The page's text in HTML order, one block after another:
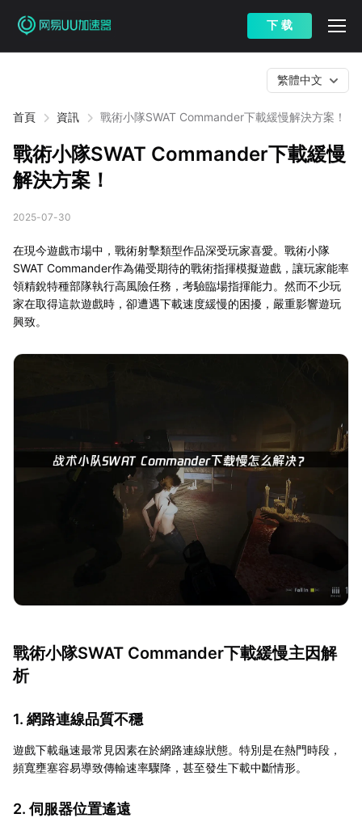
下 载
首頁 資訊 戰術小隊SWAT Commander下載緩慢解決方案！
繁體中文
戰術小隊SWAT Commander下載緩慢
解決方案！
2025-07-30
在現今遊戲市場中，戰術射擊類型作品深受玩家喜愛。戰術小隊
SWAT Commander作為備受期待的戰術指揮模擬遊戲，讓玩家能率
領精銳特種部隊執行高風險任務，考驗臨場指揮能力。然而不少玩
家在取得這款遊戲時，卻遭遇下載速度緩慢的困擾，嚴重影響遊玩
興致。
戰術小隊SWAT Commander下載緩慢主因解
析
1. 網路連線品質不穩
遊戲下載龜速最常見因素在於網路連線狀態。特別是在熱門時段，
頻寬壅塞容易導致傳輸速率驟降，甚至發生下載中斷情形。
2. 伺服器位置遙遠